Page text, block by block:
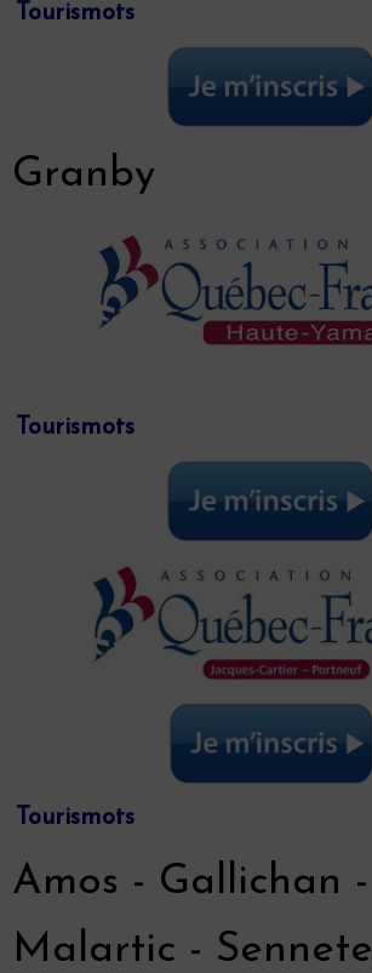
Tourismots
Granby
Tourismots
Tourismots
Amos - Gallichan -
Malartic -